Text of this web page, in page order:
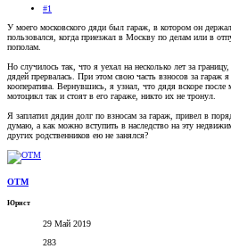
#1
У моего московского дяди был гараж, в котором он
пользовался, когда приезжал в Москву по делам или в
пополам.
Но случилось так, что я уехал на несколько лет за
дядей прервалась. При этом свою часть взносов за гараж
кооператива. Вернувшись, я узнал, что дядя вскоре
мотоцикл так и стоят в его гараже, никто их не тронул.
Я заплатил дядин долг по взносам за гараж, привел в
думаю, а как можно вступить в наследство на эту
других родственников ею не занялся?
OTM
Юрист
29 Май 2019
283